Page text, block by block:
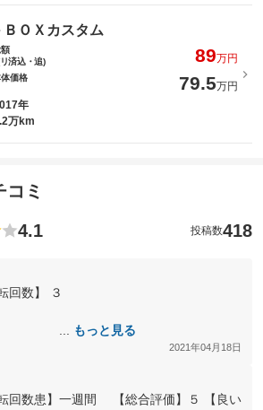
ＢＯＸカスタム
済込・追)
89万円
価格
79.5万円
年
万km
コミ
4.1 投稿数418
回数】 ３
もっと見る
2021年04月18日
転回数患】一週間 【総合評価】５ 【良い